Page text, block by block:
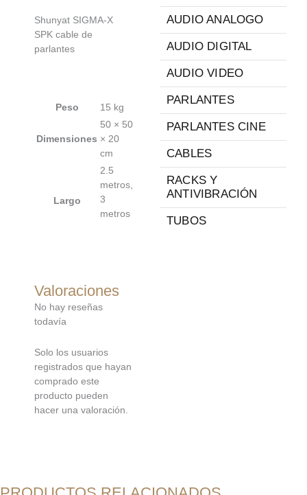
Shunyat SIGMA-X
SPK cable de
parlantes
Peso 15 kg
Dimensiones
50 × 50
× 20
cm
Largo
2.5
metros,
3
metros
Valoraciones
No hay reseñas
todavía
Solo los usuarios
registrados que hayan
comprado este
producto pueden
hacer una valoración.
AUDIO ANALOGO
AUDIO DIGITAL
AUDIO VIDEO
PARLANTES
PARLANTES CINE
CABLES
RACKS Y
ANTIVIBRACIÓN
TUBOS